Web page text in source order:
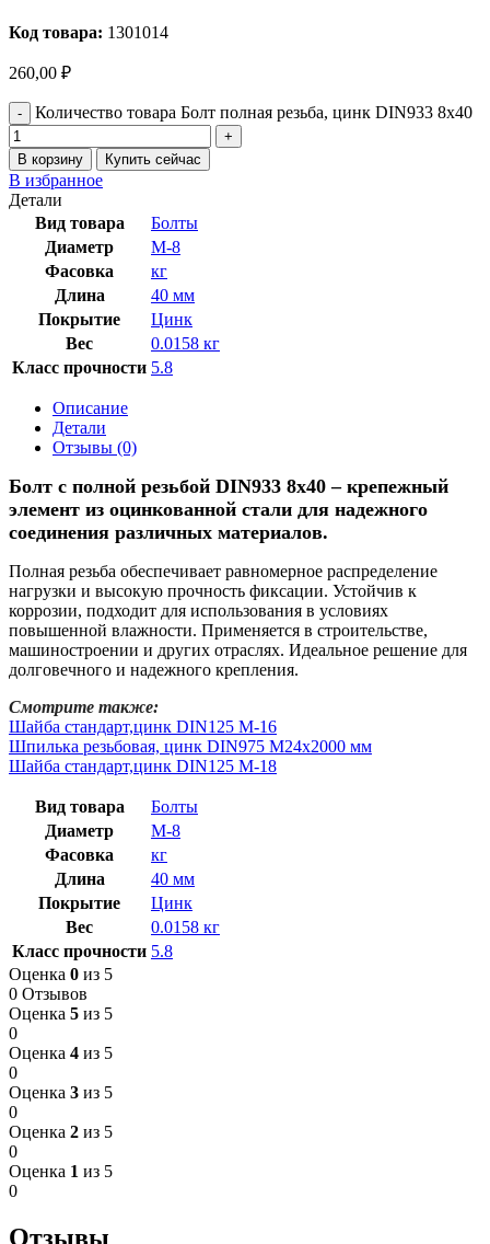
Код товара: 1301014
260,00 ₽
Количество товара Болт полная резьба, цинк DIN933 8х40
В корзину Купить сейчас
В избранное
Детали
Вид товара
Болты
Диаметр
М-8
Фасовка
кг
Длина
40 мм
Покрытие
Цинк
Вес
0.0158 кг
Класс прочности 5.8
Описание
Детали
Отзывы (0)
Болт с полной резьбой DIN933 8х40 – крепежный
элемент из оцинкованной стали для надежного
соединения различных материалов.
Полная резьба обеспечивает равномерное распределение
нагрузки и высокую прочность фиксации. Устойчив к
коррозии, подходит для использования в условиях
повышенной влажности. Применяется в строительстве,
машиностроении и других отраслях. Идеальное решение для
долговечного и надежного крепления.
Смотрите также:
Шайба стандарт,цинк DIN125 М-16
Шпилька резьбовая, цинк DIN975 М24х2000 мм
Шайба стандарт,цинк DIN125 М-18
Вид товара
Болты
Диаметр
М-8
Фасовка
кг
Длина
40 мм
Покрытие
Цинк
Вес
0.0158 кг
Класс прочности 5.8
Оценка 0 из 5
0 Отзывов
Оценка 5 из 5
0
Оценка 4 из 5
0
Оценка 3 из 5
0
Оценка 2 из 5
0
Оценка 1 из 5
0
Отзывы